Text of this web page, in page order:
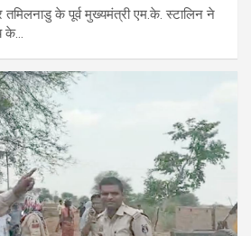
के पूर्व मुख्यमंत्री एम.के. स्टालिन ने
के…